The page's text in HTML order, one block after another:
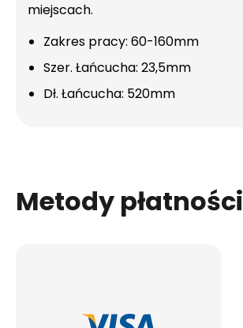
miejscach.
Zakres pracy: 60-160mm
Szer. Łańcucha: 23,5mm
Dł. Łańcucha: 520mm
Metody płatności